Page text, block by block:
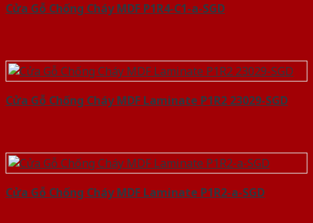
Cửa Gỗ Chống Cháy MDF P1R4-C1-a-SGD
Cửa Gỗ Chống Cháy MDF Laminate P1R2 23029-SGD
Cửa Gỗ Chống Cháy MDF Laminate P1R2-a-SGD